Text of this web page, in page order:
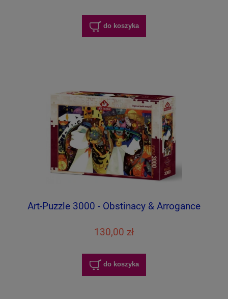
do koszyka
Art-Puzzle 3000 - Obstinacy & Arrogance
130,00 zł
do koszyka